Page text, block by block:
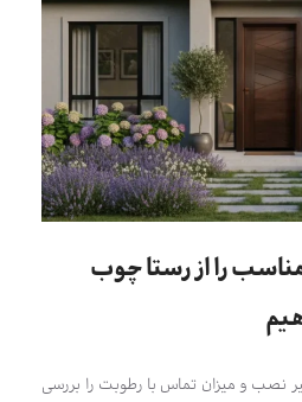
را از رستا چوب
نصب و میزان تماس با رطوبت را بررسی